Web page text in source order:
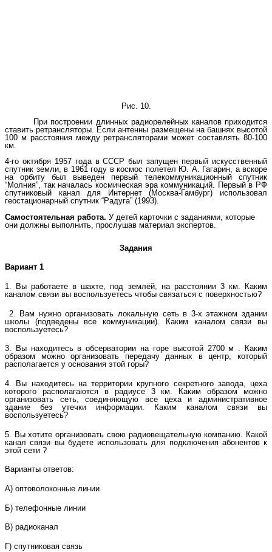
Рис. 10.
При построении длинных радиорелейных каналов приходится
ставить ретрансляторы. Если антенны размещены на башнях высотой
100 м расстояния между ретрансляторами может составлять 80-100
км.
4-го октября 1957 года в СССР был запущен первый искусственный
спутник земли, в 1961 году в космос полетел Ю. А. Гагарин, а вскоре
на орбиту был выведен первый телекоммуникационный спутник
“Молния”, так началась космическая эра коммуникаций. Первый в РФ
спутниковый канал для Интернет (Москва-Гамбург) использовал
геостационарный спутник “Радуга” (1993).
Самостоятельная работа. У детей карточки с заданиями, которые
они должны выполнить, прослушав материал экспертов.
Задания
Вариант 1
1. Вы работаете в шахте, под землёй, на расстоянии 3 км. Каким
каналом связи вы воспользуетесь чтобы связаться с поверхностью?
2. Вам нужно организовать локальную сеть в 3-х этажном здании
школы (подведены все коммуникации). Каким каналом связи вы
воспользуетесь?
3. Вы находитесь в обсерватории на горе высотой 2700 м . Каким
образом можно организовать передачу данных в центр, который
располагается у основания этой горы?
4. Вы находитесь на территории крупного секретного завода, цеха
которого располагаются в радиусе 3 км. Каким образом можно
организовать сеть, соединяющую все цеха и административное
здание без утечки информации. Каким каналом связи вы
воспользуетесь?
5. Вы хотите организовать свою радиовещательную компанию. Какой
канал связи вы будете использовать для подключения абонентов к
этой сети ?
Варианты ответов:
А) оптоволоконные линии
Б) телефонные линии
В) радиоканал
Г) спутниковая связь